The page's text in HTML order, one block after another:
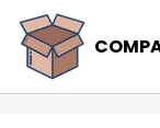
Ile de